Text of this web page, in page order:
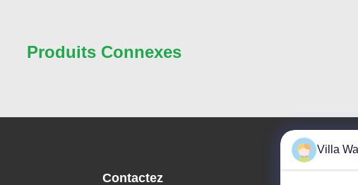
Produits Connexes
Contactez
Villa